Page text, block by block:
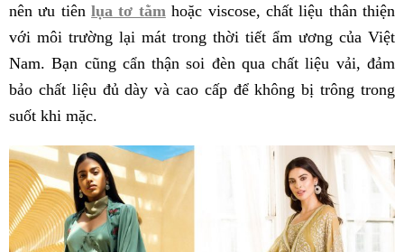
nên ưu tiênlụa tơ tằm hoặc viscose, chất liệu thân thiện
với môi trường lại mát trong thời tiết ẩm ương của Việt
Nam. Bạn cũng cẩn thận soi đèn qua chất liệu vải, đảm
bảo chất liệu đủ dày và cao cấp để không bị trông trong
suốt khi mặc.